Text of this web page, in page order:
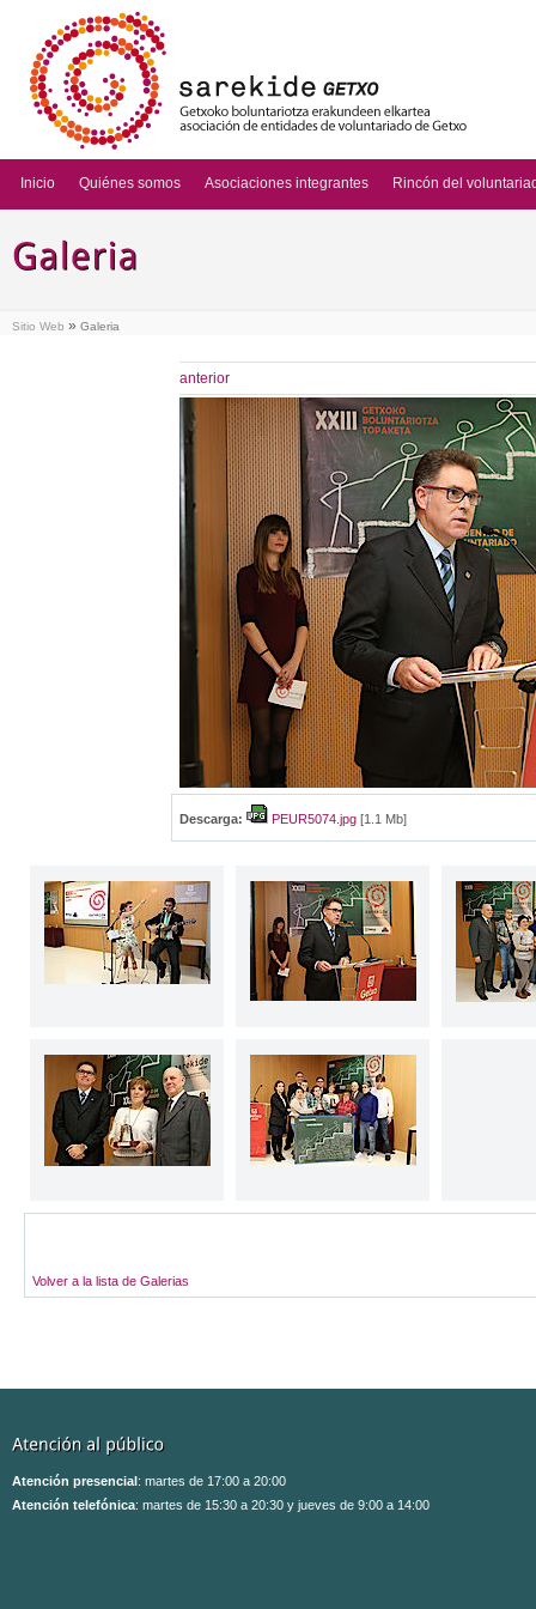
Inicio Quiénes somos Asociaciones integrantes Rincón del
Sitio Web » Galeria
anterior
Descarga: PEUR5074.jpg [1.1 Mb]
Volver a la lista de Galerias
Atención presencial: martes de 17:00 a 20:00
Atención telefónica: martes de 15:30 a 20:30 y jueves de 9:00 a 14:00